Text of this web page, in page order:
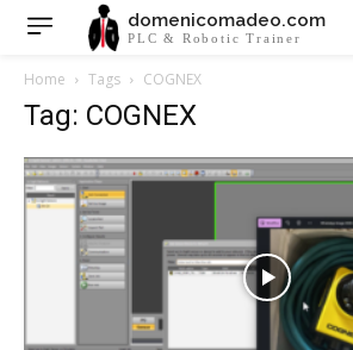
domenicomadeo.com
PLC & Robotic Trainer
Home Tags COGNEX
Tag: COGNEX